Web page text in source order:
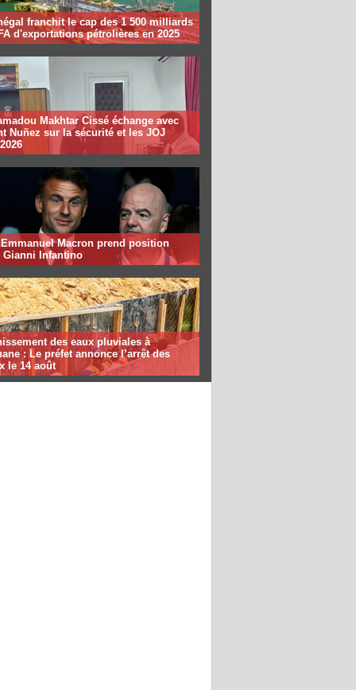
franchit le cap des 1 500 milliards
d'exportations pétrolières en 2025
Makhtar Cissé échange avec
Nuñez sur la sécurité et les JOJ
Emmanuel Macron prend position
Gianni Infantino
des eaux pluviales à
: Le préfet annonce l’arrêt des
le 14 août